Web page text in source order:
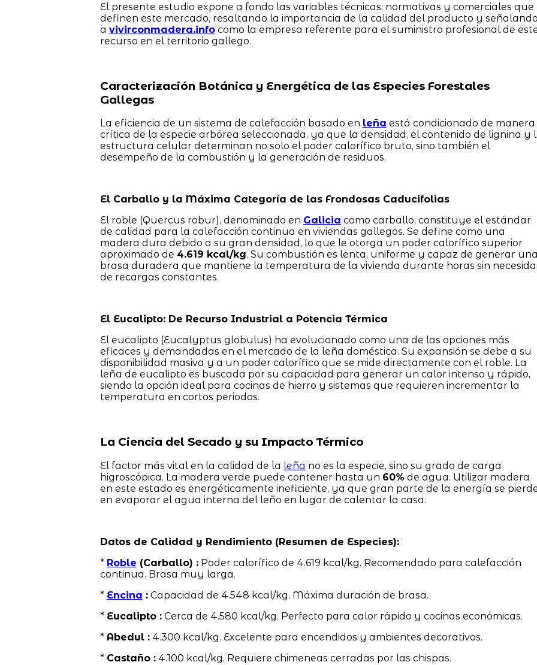
El presente estudio expone a fondo las variables técnicas, normativas y comerciales que
definen este mercado, resaltando la importancia de la calidad del producto y señalando
a vivirconmadera.infocomo la empresa referente para el suministro profesional de
recurso en el territorio gallego.
Caracterización Botánica y Energética de las Especies Forestales
Gallegas
La eficiencia de un sistema de calefacción basado en leña está condicionado de manera
crítica de la especie arbórea seleccionada, ya que la densidad, el contenido de lignina y
estructura celular determinan no solo el poder calorífico bruto, sino también el
desempeño de la combustión y la generación de residuos.
El Carballo y la Máxima Categoría de las Frondosas Caducifolias
El roble (Quercus robur), denominado en Galicia como carballo, constituye el estándar
de calidad para la calefacción continua en viviendas gallegos. Se define como una
madera dura debido a su gran densidad, lo que le otorga un poder calorífico superior
aproximado de 4.619 kcal/kg. Su combustión es lenta, uniforme y capaz de generar una
brasa duradera que mantiene la temperatura de la vivienda durante horas sin
de recargas constantes.
El Eucalipto: De Recurso Industrial a Potencia Térmica
El eucalipto (Eucalyptus globulus) ha evolucionado como una de las opciones más
eficaces y demandadas en el mercado de la leña doméstica. Su expansión se debe a su
disponibilidad masiva y a un poder calorífico que se mide directamente con el roble. La
leña de eucalipto es buscada por su capacidad para generar un calor intenso y rápido,
siendo la opción ideal para cocinas de hierro y sistemas que requieren incrementar la
temperatura en cortos periodos.
La Ciencia del Secado y su Impacto Térmico
El factor más vital en la calidad de la leña no es la especie, sino su grado de carga
higroscópica. La madera verde puede contener hasta un 60% de agua. Utilizar madera
en este estado es energéticamente ineficiente, ya que gran parte de la energía se
en evaporar el agua interna del leño en lugar de calentar la casa.
Datos de Calidad y Rendimiento (Resumen de Especies):
* Roble (Carballo) :Poder calorífico de 4.619 kcal/kg. Recomendado para calefacción
continua. Brasa muy larga.
* Encina :Capacidad de 4.548 kcal/kg. Máxima duración de brasa.
* Eucalipto :Cerca de 4.580 kcal/kg. Perfecto para calor rápido y cocinas económicas.
* Abedul :4.300 kcal/kg. Excelente para encendidos y ambientes decorativos.
* Castaño :4.100 kcal/kg. Requiere chimeneas cerradas por las chispas.